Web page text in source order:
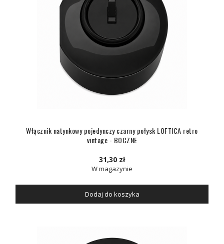
Włącznik natynkowy pojedynczy czarny połysk LOFTICA retro
vintage - BOCZNE
31,30 zł
W magazynie
Dodaj do koszyka